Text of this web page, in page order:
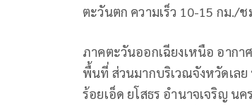
ตะวันตก ความเร็ว 10-15 กม./ช
ภาคตะวันออกเฉียงเหนือ อาก
พื้นที่ ส่วนมากบริเวณจังหวัดเล
ร้อยเอ็ด ยโสธร อำนาจเจริญ